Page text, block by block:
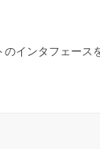
インタフェースを